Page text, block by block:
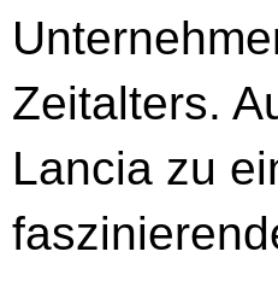
Zeitalters.
Lancia zu